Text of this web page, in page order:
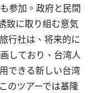
参加。政府と民間
致に取り組む意気
行社は、将来的に
しており、台湾人
できる新しい台湾
のツアーでは基隆